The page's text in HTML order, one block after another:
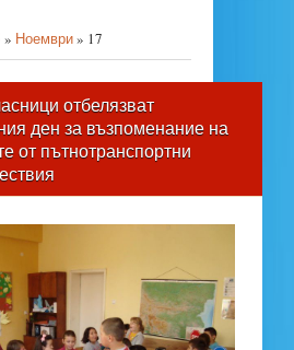
» Ноември» 17
отбелязват
ден за възпоменание на
от пътнотранспортни